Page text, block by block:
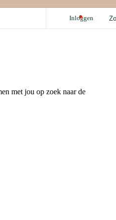
Inloggen
met jou op zoek naar de